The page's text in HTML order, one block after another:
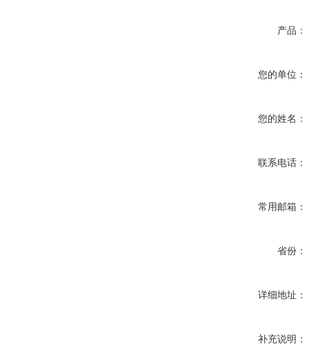
产品：
您的单位：
您的姓名：
联系电话：
常用邮箱：
省份：
详细地址：
补充说明：